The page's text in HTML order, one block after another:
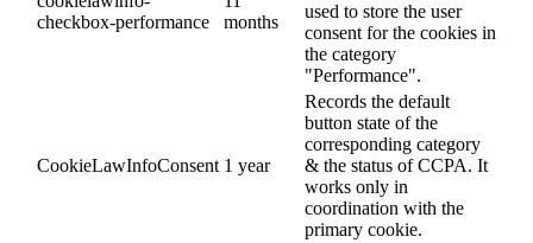
checkbox-performance
months
used to store the user
consent for the cookies in
the category
"Performance".
CookieLawInfoConsent 1 year
Records the default
button state of the
corresponding category
& the status of CCPA. It
works only in
coordination with the
primary cookie.